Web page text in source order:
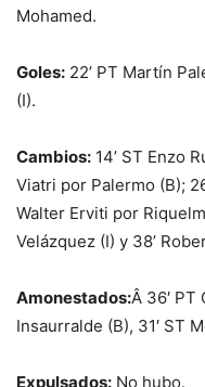
Mohamed.
Goles: 22’ PT Martín
(I).
Cambios: 14’ ST Enzo
Viatri por Palermo (B);
Walter Erviti por
Velázquez (I) y 38’
Amonestados:Â 36′ PT
Insaurralde (B), 31′ ST
Expulsados: No hubo.